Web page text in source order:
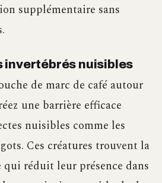
supplémentaire sans
invertébrés nuisibles
de marc de café autour
une barrière efficace
nuisibles comme les
Ces créatures trouvent la
réduit leur présence dans